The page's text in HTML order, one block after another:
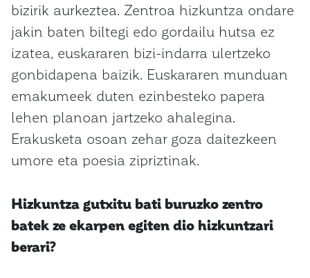
bizirik aurkeztea. Zentroa hizkuntza ondare
jakin baten biltegi edo gordailu hutsa ez
izatea, euskararen bizi-indarra ulertzeko
gonbidapena baizik. Euskararen munduan
emakumeek duten ezinbesteko papera
lehen planoan jartzeko ahalegina.
Erakusketa osoan zehar goza daitezkeen
umore eta poesia zipriztinak.
Hizkuntza gutxitu bati buruzko zentro
batek ze ekarpen egiten dio hizkuntzari
berari?